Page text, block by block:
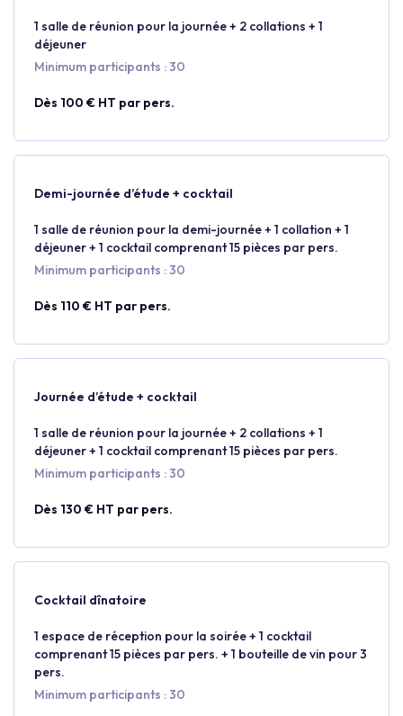
1 salle de réunion pour la journée + 2 collations + 1
déjeuner
Minimum participants : 30
Dès 100 € HT par pers.
Demi-journée d’étude + cocktail
1 salle de réunion pour la demi-journée + 1 collation + 1
déjeuner + 1 cocktail comprenant 15 pièces par pers.
Minimum participants : 30
Dès 110 € HT par pers.
Journée d’étude + cocktail
1 salle de réunion pour la journée + 2 collations + 1
déjeuner + 1 cocktail comprenant 15 pièces par pers.
Minimum participants : 30
Dès 130 € HT par pers.
Cocktail dînatoire
1 espace de réception pour la soirée + 1 cocktail
comprenant 15 pièces par pers. + 1 bouteille de vin pour 3
pers.
Minimum participants : 30